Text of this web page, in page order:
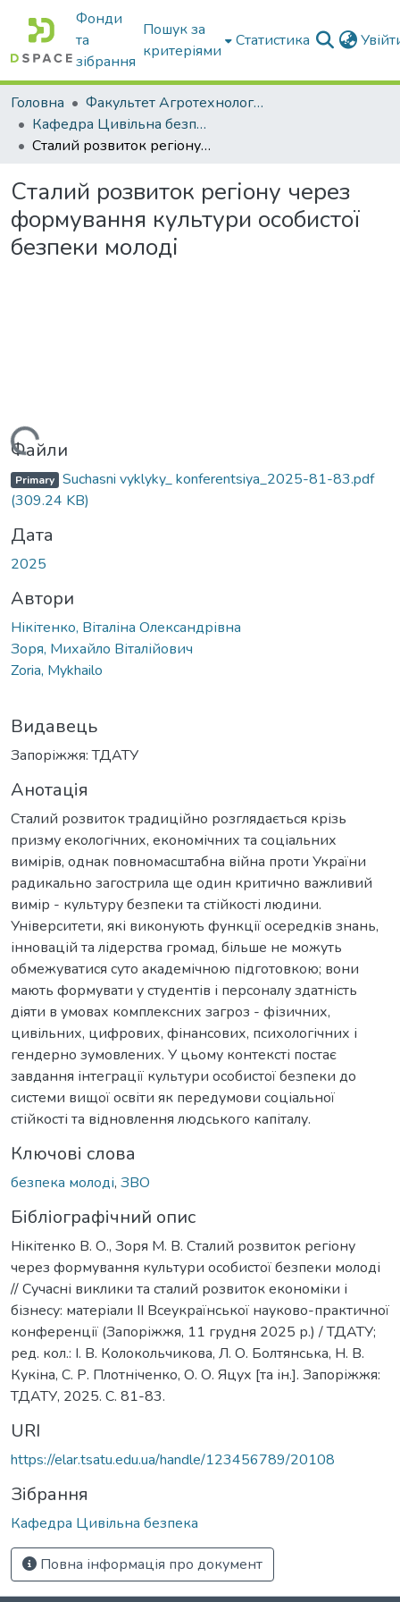
Фонди
та
зібрання
Пошук за
критеріями
Статистика
Головна
Факультет Агротехнологій та екології
Кафедра Цивільна безпека
Сталий розвиток регіону через формування культури особистої безпеки молоді
Сталий розвиток регіону через
формування культури особистої
безпеки молоді
Вантажиться...
Файли
Primary Suchasni vyklyky_ konferentsiya_2025-81-83.pdf
(309.24 KB)
Дата
2025
Автори
Нікітенко, Віталіна Олександрівна
Зоря, Михайло Віталійович
Zoria, Mykhailo
Видавець
Запоріжжя: ТДАТУ
Анотація
Сталий розвиток традиційно розглядається крізь
призму екологічних, економічних та соціальних
вимірів, однак повномасштабна війна проти України
радикально загострила ще один критично важливий
вимір - культуру безпеки та стійкості людини.
Університети, які виконують функції осередків знань,
інновацій та лідерства громад, більше не можуть
обмежуватися суто академічною підготовкою; вони
мають формувати у студентів і персоналу здатність
діяти в умовах комплексних загроз - фізичних,
цивільних, цифрових, фінансових, психологічних і
гендерно зумовлених. У цьому контексті постає
завдання інтеграції культури особистої безпеки до
системи вищої освіти як передумови соціальної
стійкості та відновлення людського капіталу.
Ключові слова
безпека молоді, ЗВО
Бібліографічний опис
Нікітенко В. О., Зоря М. В. Сталий розвиток регіону
через формування культури особистої безпеки молоді
// Сучасні виклики та сталий розвиток економіки і
бізнесу: матеріали IІ Всеукраїнської науково-практичної
конференції (Запоріжжя, 11 грудня 2025 р.) / ТДАТУ;
ред. кол.: І. В. Колокольчикова, Л. О. Болтянська, Н. В.
Кукіна, С. Р. Плотніченко, О. О. Яцух [та ін.]. Запоріжжя:
ТДАТУ, 2025. С. 81-83.
URI
https://elar.tsatu.edu.ua/handle/123456789/20108
Зібрання
Кафедра Цивільна безпека
Повна інформація про документ